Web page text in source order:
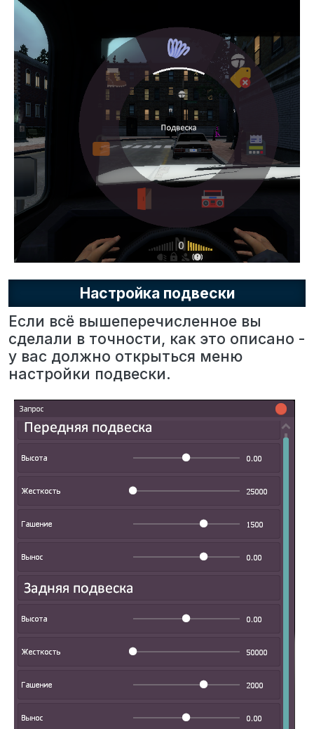
Настройка подвески
Если всё вышеперечисленное вы
сделали в точности, как это описано -
у вас должно открыться меню
настройки подвески.